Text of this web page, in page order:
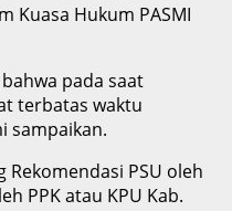
Kuasa Hukum PASMI
pada saat
terbatas waktu
sampaikan.
PSU oleh
PPK atau KPU Kab.